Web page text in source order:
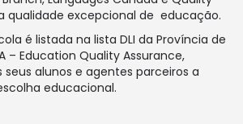
qualidade excepcional de educação.
é listada na lista DLI da Província de
– Education Quality Assurance,
alunos e agentes parceiros a
educacional.